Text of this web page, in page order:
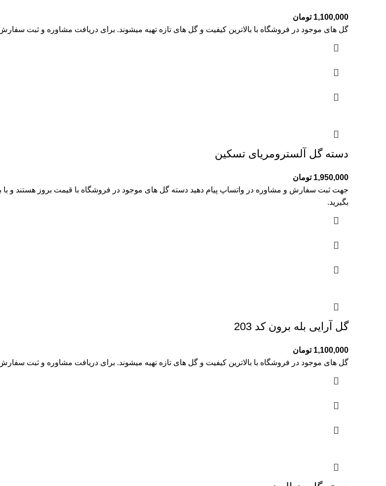
1,100,000 تومان
گل های موجود در فروشگاه با بالاترین کیفیت و گل های تازه تهیه میشوند. برای دریافت مشاوره و ثبت
دسته گل آلسترومریای تسکین
1,950,000 تومان
جهت ثبت سفارش و مشاوره در واتساپ پیام دهید دسته گل های موجود در فروشگاه با قیمت بروز هستند و
بگیرید.
گل آرایی بله برون کد 203
1,100,000 تومان
گل های موجود در فروشگاه با بالاترین کیفیت و گل های تازه تهیه میشوند. برای دریافت مشاوره و ثبت